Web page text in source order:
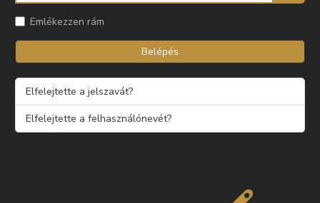
Emlékezzen rám
Belépés
Elfelejtette a jelszavát?
Elfelejtette a felhasználónevét?